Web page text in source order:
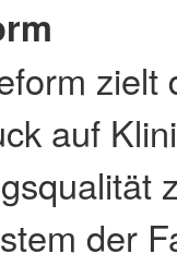
zielt
auf
der